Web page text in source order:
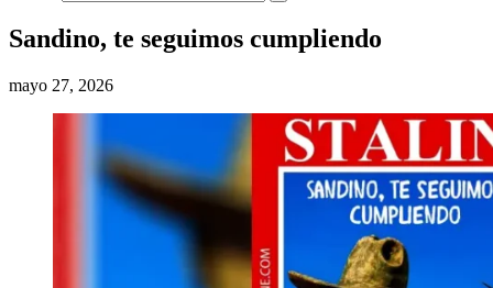
Sandino, te seguimos cumpliendo
mayo 27, 2026